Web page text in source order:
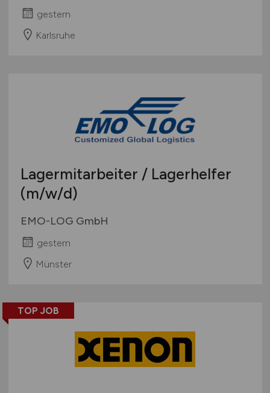
gestern
Karlsruhe
Lagermitarbeiter / Lagerhelfer
(m/w/d)
EMO-LOG GmbH
gestern
Münster
TOP JOB